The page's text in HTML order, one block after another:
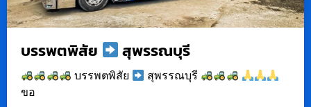
บรรพตพิสัย สุพรรณบุรี
บรรพตพิสัย
สุพรรณบุรี
ขอ